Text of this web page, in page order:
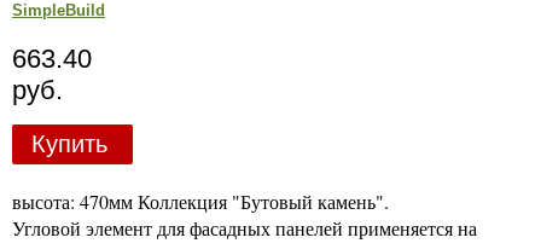
SimpleBuild
663.40
руб.
Купить
высота: 470мм Коллекция "Бутовый камень".
Угловой элемент для фасадных панелей применяется на